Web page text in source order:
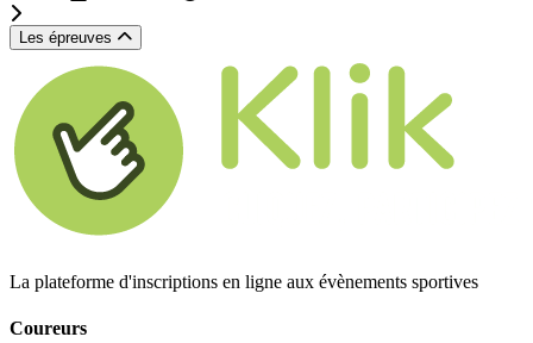
Les épreuves
La plateforme d'inscriptions en ligne aux évènements sportives
Coureurs